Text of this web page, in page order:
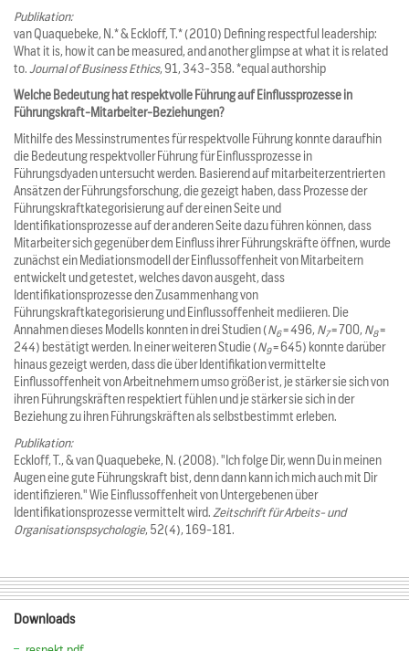
Publikation:
van Quaquebeke, N.* & Eckloff, T.* (2010) Defining respectful leadership:
What it is, how it can be measured, and another glimpse at what it is related
to.Journal of Business Ethics, 91, 343-358. *equal authorship
Welche Bedeutung hat respektvolle Führung auf Einflussprozesse in
Führungskraft-Mitarbeiter-Beziehungen?
Mithilfe des Messinstrumentes für respektvolle Führung konnte daraufhin
die Bedeutung respektvoller Führung für Einflussprozesse in
Führungsdyaden untersucht werden. Basierend auf mitarbeiterzentrierten
Ansätzen der Führungsforschung, die gezeigt haben, dass Prozesse der
Führungskraftkategorisierung auf der einen Seite und
Identifikationsprozesse auf der anderen Seite dazu führen können, dass
Mitarbeiter sich gegenüber dem Einfluss ihrer Führungskräfte öffnen, wurde
zunächst ein Mediationsmodell der Einflussoffenheit von Mitarbeitern
entwickelt und getestet, welches davon ausgeht, dass
Identifikationsprozesse den Zusammenhang von
Führungskraftkategorisierung und Einflussoffenheit mediieren. Die
Annahmen dieses Modells konnten in drei Studien (N6= 496, N7= 700, N8=
244) bestätigt werden. In einer weiteren Studie (N9= 645) konnte darüber
hinaus gezeigt werden, dass die über Identifikation vermittelte
Einflussoffenheit von Arbeitnehmern umso größer ist, je stärker sie sich von
ihren Führungskräften respektiert fühlen und je stärker sie sich in der
Beziehung zu ihren Führungskräften als selbstbestimmt erleben.
Publikation:
Eckloff, T., & van Quaquebeke, N. (2008). "Ich folge Dir, wenn Du in meinen
Augen eine gute Führungskraft bist, denn dann kann ich mich auch mit Dir
identifizieren." Wie Einflussoffenheit von Untergebenen über
Identifikationsprozesse vermittelt wird.Zeitschrift für Arbeits- und
Organisationspsychologie, 52(4), 169-181.
Downloads